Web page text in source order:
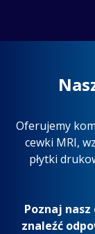
Oferujemy
cewki MRI,
płytki
Poznaj
znaleźć